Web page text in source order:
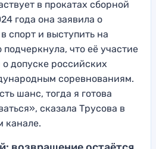
в прокатах сборной
года она заявила о
спорт и выступить на
что её участие
допуске российских
соревнованиям.
шанс, тогда я готова
сказала Трусова в
канале.